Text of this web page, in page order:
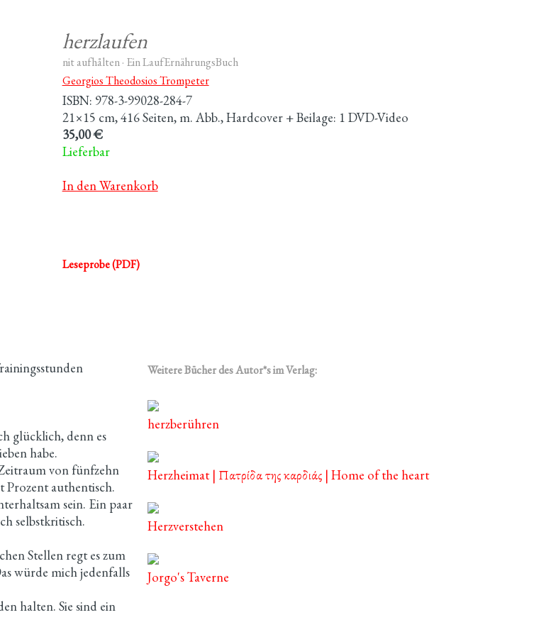
herzlaufen
nit aufhålten · Ein LaufErnährungsBuch
Georgios Theodosios Trompeter
ISBN: 978-3-99028-284-7
21×15 cm, 416 Seiten, m. Abb., Hardcover + Beilage: 1 DVD-Video
35,00 €
Lieferbar
In den Warenkorb
Leseprobe (PDF)
glücklich, denn es
habe.
von fünfzehn
Prozent authentisch.
sein. Ein paar
selbstkritisch.
Stellen regt es zum
würde mich jedenfalls
halten. Sie sind ein
Weitere Bücher des Autor*s im Verlag:
herzberühren
Herzheimat | Πατρίδα της καρδιάς | Home of the heart
Herzverstehen
Jorgo's Taverne